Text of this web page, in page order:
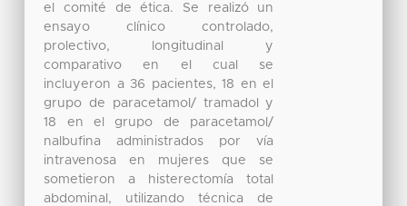
el comité de ética. Se realizó un
ensayo clínico controlado,
prolectivo, longitudinal y
comparativo en el cual se
incluyeron a 36 pacientes, 18 en el
grupo de paracetamol/ tramadol y
18 en el grupo de paracetamol/
nalbufina administrados por vía
intravenosa en mujeres que se
sometieron a histerectomía total
abdominal, utilizando técnica de